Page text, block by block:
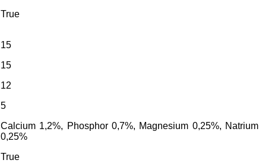
True
15
15
12
5
Calcium 1,2%, Phosphor 0,7%, Magnesium 0,25%, Natrium
0,25%
True